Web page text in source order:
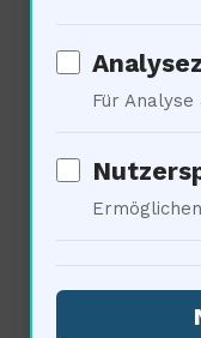
mit
Die
Für Analyse